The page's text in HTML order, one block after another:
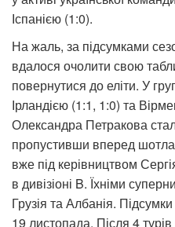
Іспанією (1:0).
На жаль, за підсумками
вдалося очолити свою
повернутися до еліти. У
Ірландією (1:1, 1:0) та
Олександра Петракова
пропустивши вперед
вже під керівництвом
в дивізіоні B. Їхніми
Грузія та Албанія.
19 листопада. Після 4